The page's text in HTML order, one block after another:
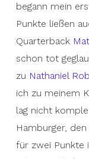
begann mein
Punkte ließen
Quarterback
schon tot
zu Nathaniel
ich zu meinem
lag nicht
Hamburger,
für zwei Punkte